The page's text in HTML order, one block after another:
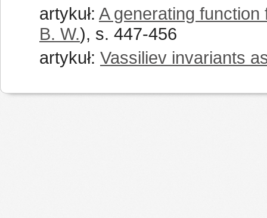
artykuł: A generating
B. W.), s. 447-456
artykuł: Vassiliev invariants